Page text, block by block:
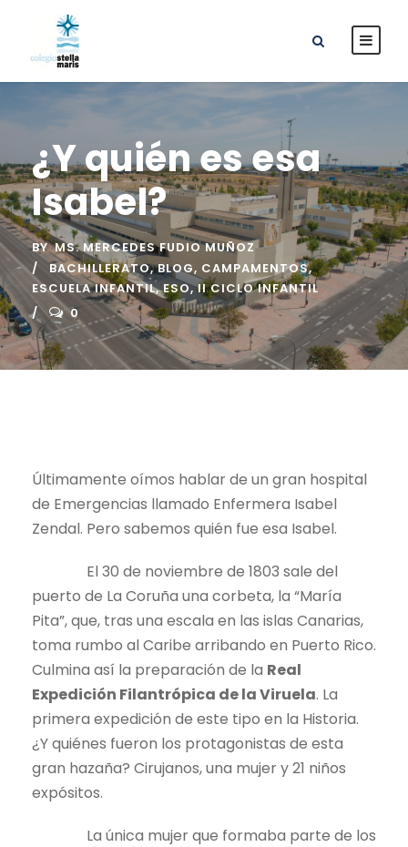
¿Y quién es esa
Isabel?
BY MS. MERCEDES FUDIO MUÑOZ
BACHILLERATO, BLOG, CAMPAMENTOS,
ESCUELA INFANTIL, ESO, II CICLO INFANTIL
0
Últimamente oímos hablar de un gran hospital
de Emergencias llamado Enfermera Isabel
Zendal. Pero sabemos quién fue esa Isabel.
El 30 de noviembre de 1803 sale del
puerto de La Coruña una corbeta, la “María
Pita”, que, tras una escala en las islas Canarias,
toma rumbo al Caribe arribando en Puerto Rico.
Culmina así la preparación de la Real
Expedición Filantrópica de la Viruela. La
primera expedición de este tipo en la Historia.
¿Y quiénes fueron los protagonistas de esta
gran hazaña? Cirujanos, una mujer y 21 niños
expósitos.
La única mujer que formaba parte de los